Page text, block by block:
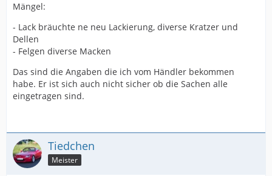
Mängel:
- Lack bräuchte ne neu Lackierung, diverse Kratzer und
Dellen
- Felgen diverse Macken
Das sind die Angaben die ich vom Händler bekommen
habe. Er ist sich auch nicht sicher ob die Sachen alle
eingetragen sind.
Tiedchen
Meister